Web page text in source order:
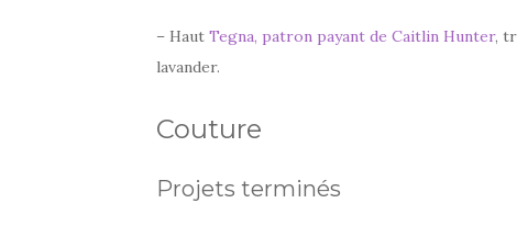
– Haut Tegna, patron payant de Caitlin Hunter,
lavander.
Couture
Projets terminés